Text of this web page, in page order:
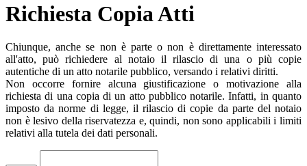
Richiesta Copia Atti
Chiunque, anche se non è parte o non è direttamente interessato
all'atto, può richiedere al notaio il rilascio di una o più copie
autentiche di un atto notarile pubblico, versando i relativi diritti.
Non occorre fornire alcuna giustificazione o motivazione alla
richiesta di una copia di un atto pubblico notarile. Infatti, in quanto
imposto da norme di legge, il rilascio di copie da parte del notaio
non è lesivo della riservatezza e, quindi, non sono applicabili i limiti
relativi alla tutela dei dati personali.